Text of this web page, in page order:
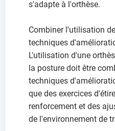
s'adapte à l'orthèse.
Combiner l'utilisation
techniques
L'utilisation d'une
la posture doit être
techniques
que des exercices
renforcement et des
de l'environnement de